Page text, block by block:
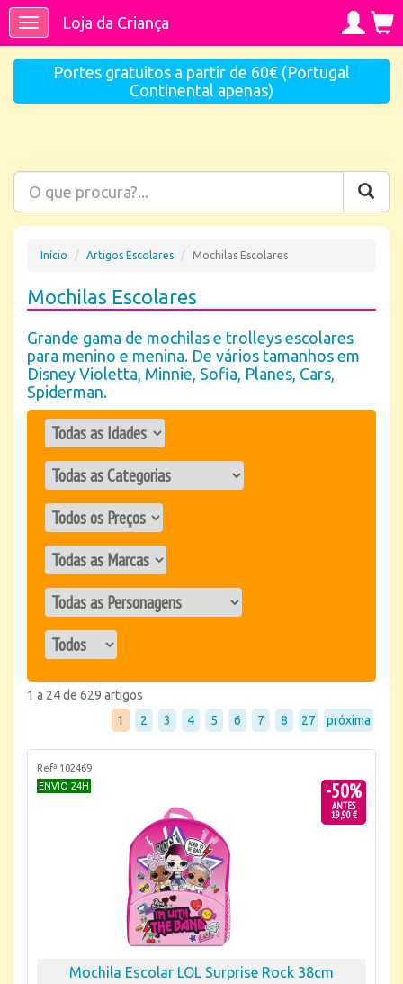
ToggleLoja da Criança
Portes gratuitos a partir de 60€ (Portugal
Continental apenas)
Início Artigos Escolares Mochilas Escolares
Mochilas Escolares
Grande gama de mochilas e trolleys escolares
para menino e menina. De vários tamanhos em
Disney Violetta, Minnie, Sofia, Planes, Cars,
Spiderman.
1 a 24 de 629 artigos
1
2 3 4 5 6 7 8 27 próxima
Refª 102469
ENVIO 24H
-50%
ANTES
19,90 €
Mochila Escolar LOL Surprise Rock 38cm